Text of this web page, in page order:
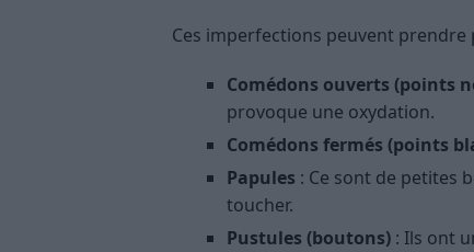
Ces imperfections peuvent
Comédons ouverts (points
provoque une oxydation.
Comédons fermés (points
Papules : Ce sont de petites
toucher.
Pustules (boutons) : Ils ont